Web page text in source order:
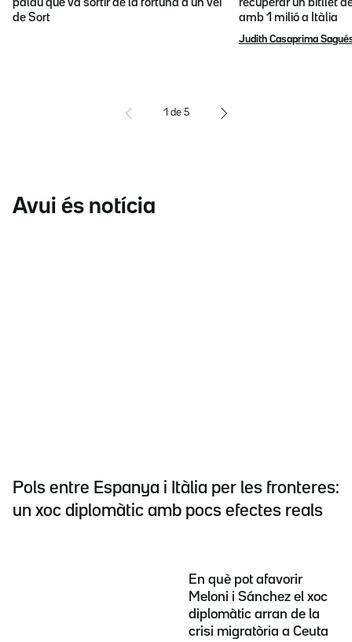
palau que va sortir de la fortuna d'un veí
de Sort
recuperar un bitllet
amb 1 milió a Itàlia
Judith Casaprima
1 de 5
Avui és notícia
Pols entre Espanya i Itàlia per les fronteres:
un xoc diplomàtic amb pocs efectes reals
En què pot afavorir
Meloni i Sánchez el xoc
diplomàtic arran de la
crisi migratòria a Ceuta